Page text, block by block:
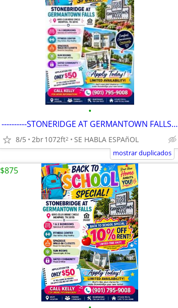
•
----------STONERIDGE AT GERMANTOWN FALLS-------------
8/5 2br1072ft2 SE HABLA ESPAñOL
mostrar duplicados
$875